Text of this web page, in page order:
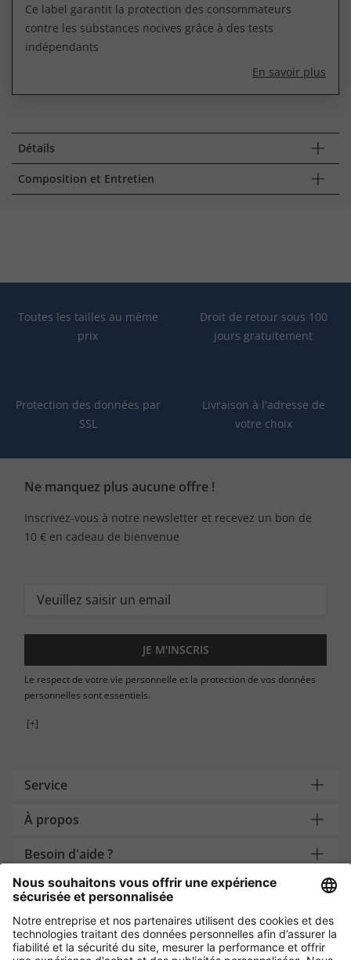
Ce label garantit la protection des consommateurs
contre les substances nocives grâce à des tests
indépendants
En savoir plus
Détails
Composition et Entretien
Toutes les tailles au même
prix
Droit de retour sous 100
jours gratuitement
Protection des données par
SSL
Livraison à l'adresse de
votre choix
Ne manquez plus aucune offre !
Inscrivez-vous à notre newsletter et recevez un bon de
10 € en cadeau de bienvenue
JE M'INSCRIS
Le respect de votre vie personnelle et la protection de vos données
personnelles sont essentiels.
[+]
Service
À propos
Besoin d'aide ?
Payment and Delivery
Protection des données par